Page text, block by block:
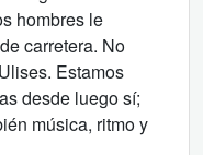
hombres le
carretera. No
Estamos
desde luego sí;
música, ritmo y